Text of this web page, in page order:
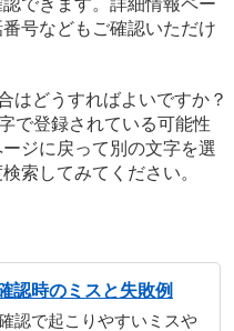
できます。詳細情報ペー
号などもご確認いただけ
はどうすればよいですか？
で登録されている可能性
ジに戻って別の文字を選
索してみてください。
認時のミスと失敗例
認で起こりやすいミスや